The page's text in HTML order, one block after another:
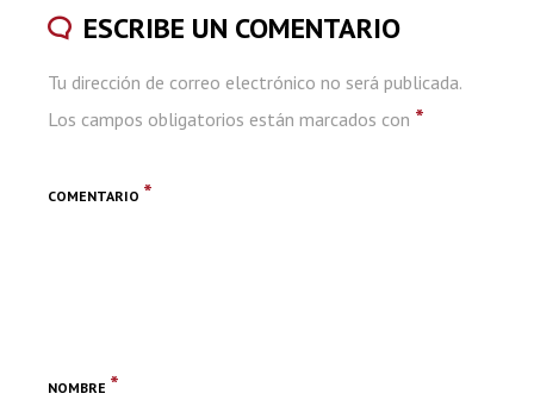
ESCRIBE UN COMENTARIO
Tu dirección de correo electrónico no será publicada.
Los campos obligatorios están marcados con *
COMENTARIO *
NOMBRE *